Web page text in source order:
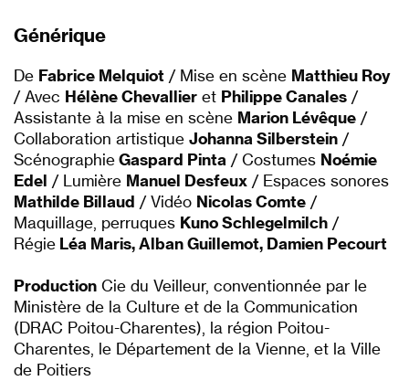
Générique
De Fabrice Melquiot / Mise en scène Matthieu Roy
/ Avec Hélène Chevallier et Philippe Canales /
Assistante à la mise en scène Marion Lévêque /
Collaboration artistique Johanna Silberstein /
ScénographieGaspard Pinta / Costumes Noémie
Edel / Lumière Manuel Desfeux / Espaces sonores
Mathilde Billaud / Vidéo Nicolas Comte /
Maquillage, perruques Kuno Schlegelmilch /
Régie Léa Maris, Alban Guillemot, Damien Pecourt
Production Cie du Veilleur, conventionnée par le
Ministère de la Culture et de la Communication
(DRAC Poitou-Charentes), la région Poitou-
Charentes, le Département de la Vienne, et la Ville
de Poitiers